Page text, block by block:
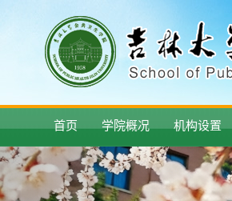
首页 学院概况 机构设置